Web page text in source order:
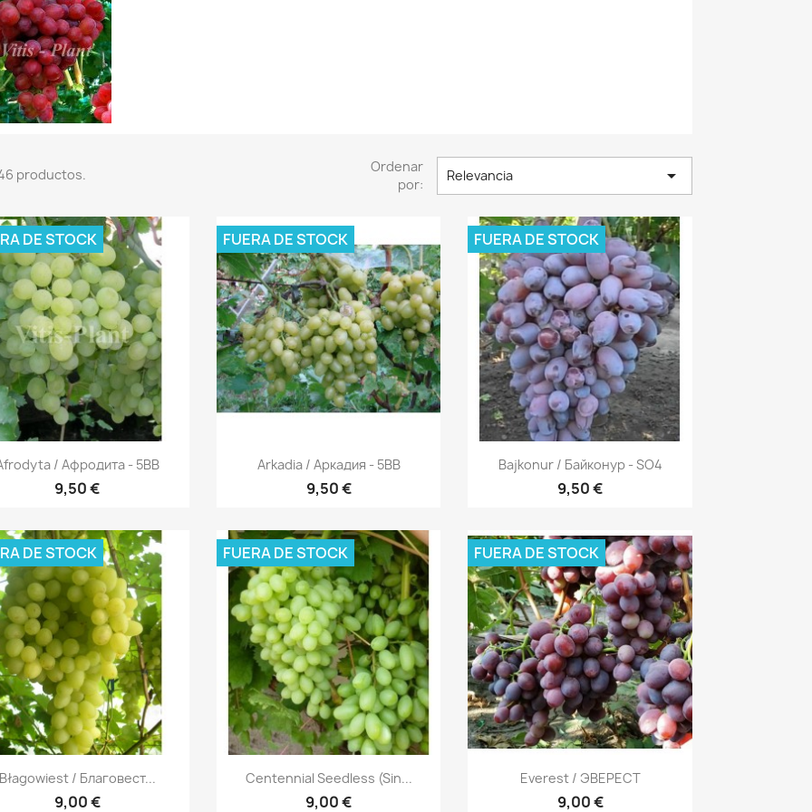
productos.
Ordenar
por:
Relevancia 
Vista rápida
/ Афродита - 5BB
9,50 €
DE STOCK
Vista rápida
Arkadia / Аркадия - 5BB
9,50 €
FUERA DE STOCK
Vista rápida
Bajkonur / Байконур - SO4
9,50 €
FUERA DE STOCK
Vista rápida
/ Благовест...
9,00 €
DE STOCK
Vista rápida
Centennial Seedless (sin...
9,00 €
FUERA DE STOCK
Vista rápida
Everest / ЭВЕРЕСТ
9,00 €
FUERA DE STOCK